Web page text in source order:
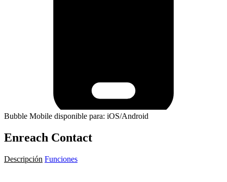
Bubble Mobile disponible para: iOS/Android
Enreach Contact
Descripción Funciones